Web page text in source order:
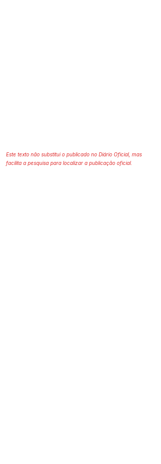
Este texto não substitui o publicado no Diário Oficial, mas
facilita a pesquisa para localizar a publicação oficial.